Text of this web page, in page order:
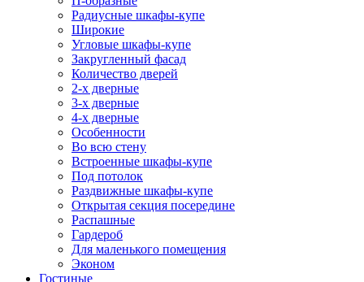
Радиусные шкафы-купе
Широкие
Угловые шкафы-купе
Закругленный фасад
Количество дверей
2-х дверные
3-х дверные
4-х дверные
Особенности
Во всю стену
Встроенные шкафы-купе
Под потолок
Раздвижные шкафы-купе
Открытая секция посередине
Распашные
Гардероб
Для маленького помещения
Эконом
Гостиные